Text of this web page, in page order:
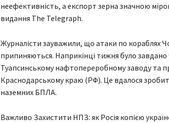
неефективність, а експорт зерна значною
видання The Telegraph.
Журналісти зауважили, що атаки по кораблях
припиняються. Наприкінці тижня було
Туапсинському нафтопереробному заводу та
Краснодарському краю (РФ). Це вдалося
наземних БПЛА.
Важливо Захистити НПЗ: як Росія копією